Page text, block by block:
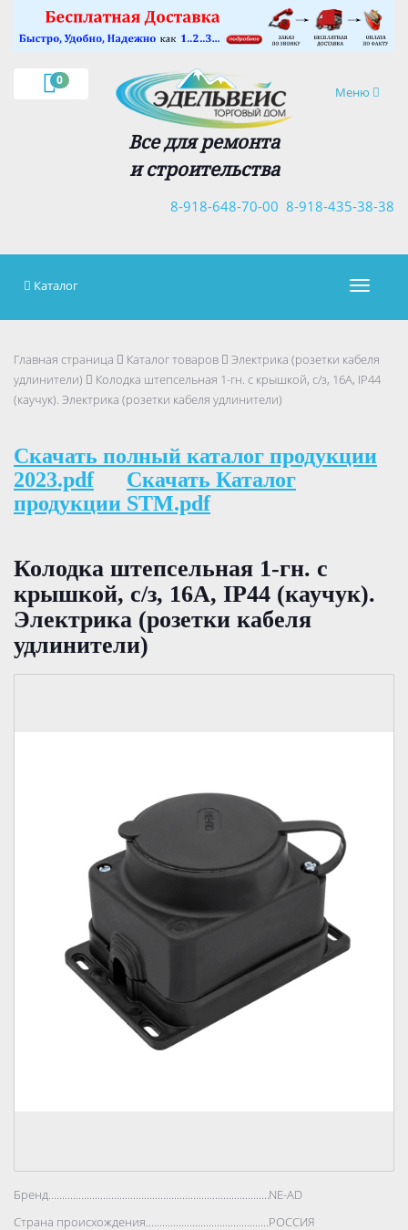
0
Навигация
Меню
Все для ремонта
и строительства
8-918-435-38-38
8-918-648-70-00
×
Каталог
Главная страница Каталог товаров
Электрика (розетки кабеля
удлинители)
Колодка штепсельная 1-гн. с крышкой, с/з, 16А, IP44
(каучук). Электрика (розетки кабеля удлинители)
Скачать полный каталог продукции
2023.pdf
Скачать Каталог
продукции STM.pdf
Колодка штепсельная 1-гн. с
крышкой, с/з, 16А, IP44 (каучук).
Электрика (розетки кабеля
удлинители)
Бренд..................................................................................NE-AD
Страна происхождения..................................................................................
РОССИЯ